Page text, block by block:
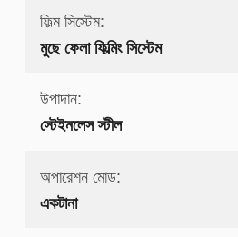
ফিল্ম সিস্টেম:
মুছে ফেলা ফিল্মিং সিস্টেম
উপাদান:
স্টেইনলেস স্টীল
অপারেশন মোড:
একটানা